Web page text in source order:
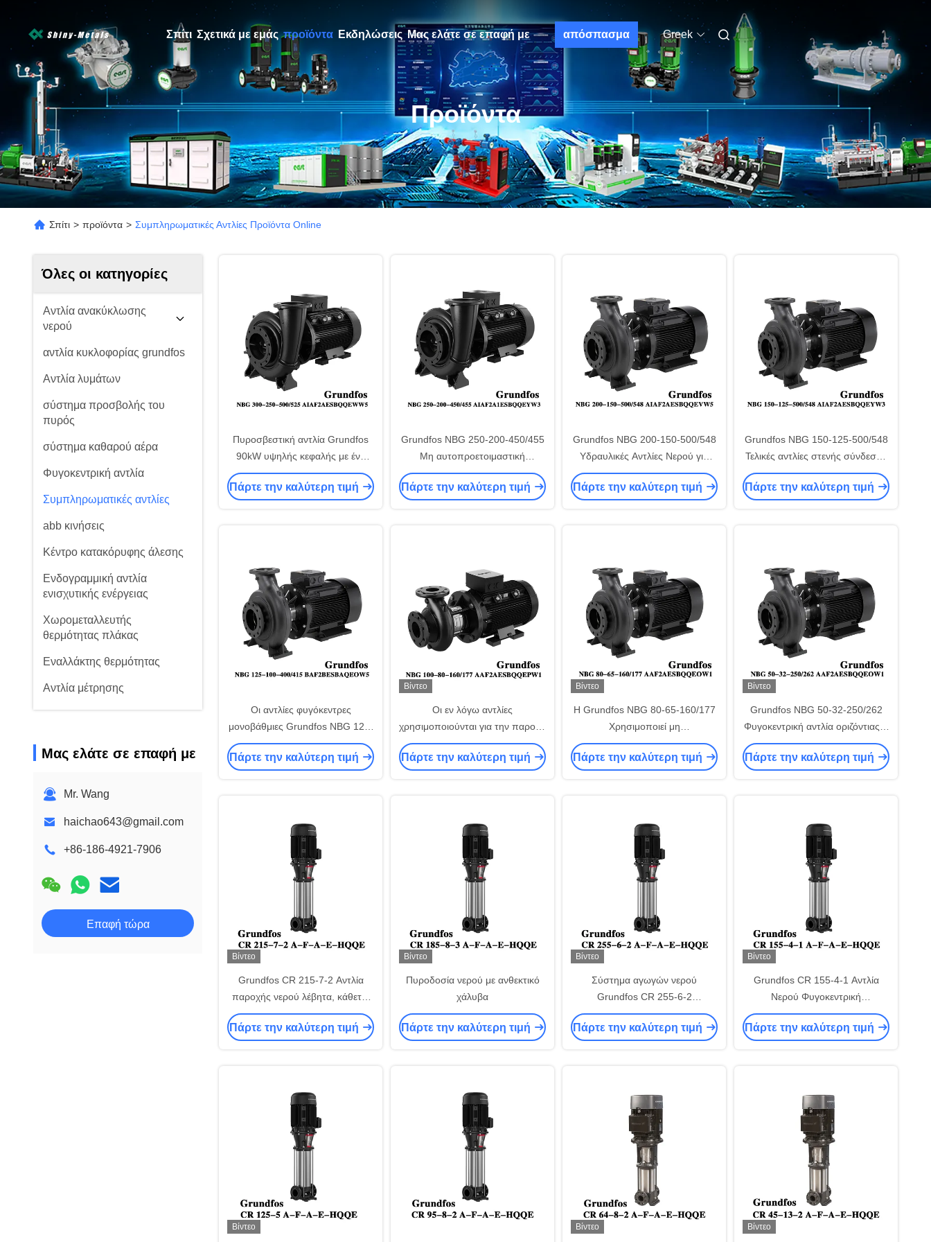
Σπίτι Σχετικά με εμάς προϊόντα Εκδηλώσεις Μας ελάτε σε επαφή με απόσπασμα Greek
Προϊόντα
Σπίτι > προϊόντα > Συμπληρωματικές Αντλίες Προϊόντα Online
Όλες οι κατηγορίες
Αντλία ανακύκλωσης
νερού
αντλία κυκλοφορίας grundfos
Αντλία λυμάτων
σύστημα προσβολής του
πυρός
σύστημα καθαρού αέρα
Φυγοκεντρική αντλία
Συμπληρωματικές αντλίες
abb κινήσεις
Κέντρο κατακόρυφης άλεσης
Ενδογραμμική αντλία
ενισχυτικής ενέργειας
Χωρομεταλλευτής
θερμότητας πλάκας
Εναλλάκτης θερμότητας
Αντλία μέτρησης
Μας ελάτε σε επαφή με
Mr. Wang
haichao643@gmail.com
+86-186-4921-7906
Επαφή τώρα
Πυροσβεστική αντλία Grundfos
90kW υψηλής κεφαλής με ένα
μόνο στάδιο με διάμετρο εξόδου
250 mm
Πάρτε την καλύτερη τιμή
Grundfos NBG 250-200-450/455
Μη αυτοπροετοιμαστική
μονοστασιακή αντλία κυψελών
Volute κεντροφυγικής ύδατος
Πάρτε την καλύτερη τιμή
Grundfos NBG 200-150-500/548
Υδραυλικές Αντλίες Νερού για
Γεωργία για Γεωργική Άρδευση
και Δημοτική Υδροδότηση
Πάρτε την καλύτερη τιμή
Grundfos NBG 150-125-500/548
Τελικές αντλίες στενής σύνδεσης
για την αύξηση της εμπορικής
πίεσης του νερού
Πάρτε την καλύτερη τιμή
Οι αντλίες φυγόκεντρες
μονοβάθμιες Grundfos NBG 125-
100-400/415 με κοντή σύζευξη
χρησιμοποιούνται για θέρμανση
Πάρτε την καλύτερη τιμή
Βίντεο
Οι εν λόγω αντλίες
χρησιμοποιούνται για την παροχή
νερού σε κτίρια και τη γεωργική
άρδευση.
Πάρτε την καλύτερη τιμή
Βίντεο
Η Grundfos NBG 80-65-160/177
Χρησιμοποιεί μη
αυτοεξυπηρετούμενες
μονοστασιακές φυγοκεντρικές
Πάρτε την καλύτερη τιμή
Βίντεο
Grundfos NBG 50-32-250/262
Φυγοκεντρική αντλία οριζόντιας ή
κάθετης τοποθέτησης Οριζόντια
Αναρρόφησης Μονής βαθμίδας
Πάρτε την καλύτερη τιμή
Βίντεο
Grundfos CR 215-7-2 Αντλία
παροχής νερού λέβητα, κάθετη,
πολυβάθμια, φυγοκεντρική αντλία
από ανοξείδωτο χάλυβα
Πάρτε την καλύτερη τιμή
Βίντεο
Πυροδοσία νερού με ανθεκτικό
χάλυβα
Πάρτε την καλύτερη τιμή
Βίντεο
Σύστημα αγωγών νερού
Grundfos CR 255-6-2
Συγγυλοποιητική αντλία υψηλής
πίεσης
Πάρτε την καλύτερη τιμή
Βίντεο
Grundfos CR 155-4-1 Αντλία
Νερού Φυγοκεντρική
Πολυβάθμιας Υψηλής Πίεσης
από Ανοξείδωτο Χάλυβα
Πάρτε την καλύτερη τιμή
Βίντεο Βίντεο Βίντεο